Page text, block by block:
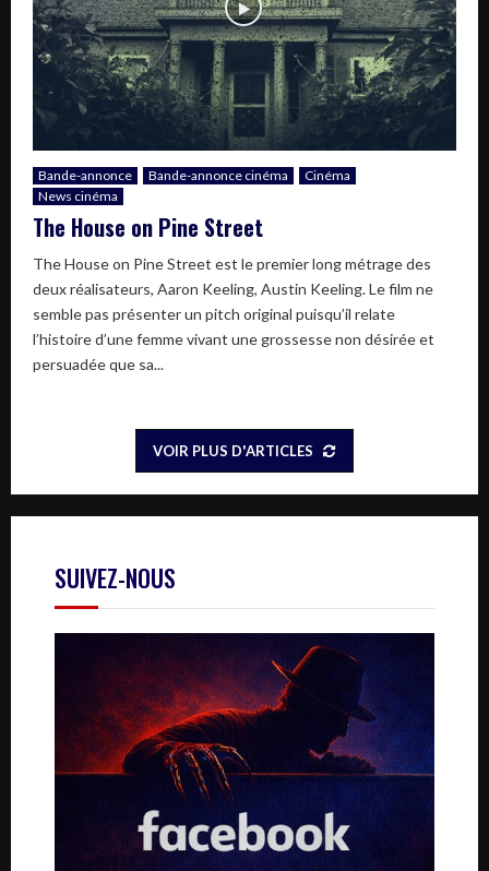
Bande-annonce Bande-annonce cinéma
Cinéma
News cinéma
The House on Pine Street
The House on Pine Street est le premier long métrage des
deux réalisateurs, Aaron Keeling, Austin Keeling. Le film ne
semble pas présenter un pitch original puisqu’il relate
l’histoire d’une femme vivant une grossesse non désirée et
persuadée que sa...
VOIR PLUS D'ARTICLES
SUIVEZ-NOUS